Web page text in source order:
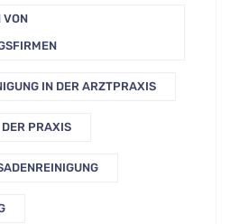
VON
IN DER ARZTPRAXIS
DER PRAXIS